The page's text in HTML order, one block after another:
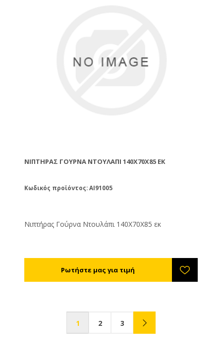
ΝΙΠΤΉΡΑΣ ΓΟΎΡΝΑ ΝΤΟΥΛΆΠΙ 140X70X85 ΕΚ
Κωδικός προϊόντος: AI91005
Νιπτήρας Γούρνα Ντουλάπι 140X70X85 εκ
1 2 3